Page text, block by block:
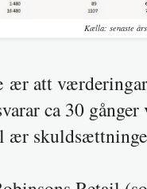
Kælla: senaste
ær att
ca 30
ær